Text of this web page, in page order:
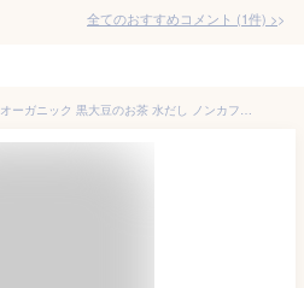
全てのおすすめコメント (1件) >
若さと健康にやさしい 国産 オーガニック 黒大豆のお茶 水だし ノンカフェイン 丹波 有機くろまめ茶 70ｇ（フレーク）